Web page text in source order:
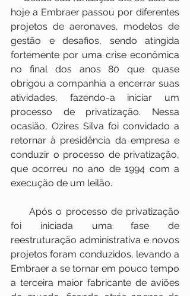
hoje a Embraer passou por diferentes
projetos de aeronaves, modelos de
gestão e desafios, sendo atingida
fortemente por uma crise econômica
no final dos anos 80 que quase
obrigou a companhia a encerrar suas
atividades, fazendo-a iniciar um
processo de privatização. Nessa
ocasião, Ozires Silva foi convidado a
retornar à presidência da empresa e
conduzir o processo de privatização,
que ocorreu no ano de 1994 com a
execução de um leilão.
     Após o processo de privatização
foi iniciada uma fase de
reestruturação administrativa e novos
projetos foram conduzidos, levando a
Embraer a se tornar em pouco tempo
a terceira maior fabricante de aviões